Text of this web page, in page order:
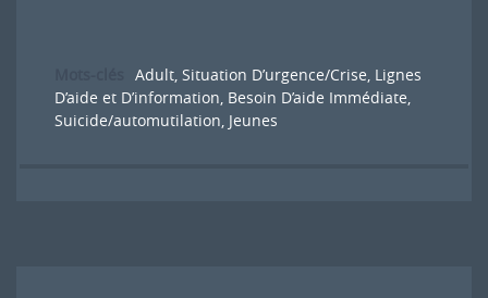
Adult, Situation D’urgence/Crise, Lignes
D’aide et D’information, Besoin D’aide Immédiate,
Suicide/automutilation, Jeunes